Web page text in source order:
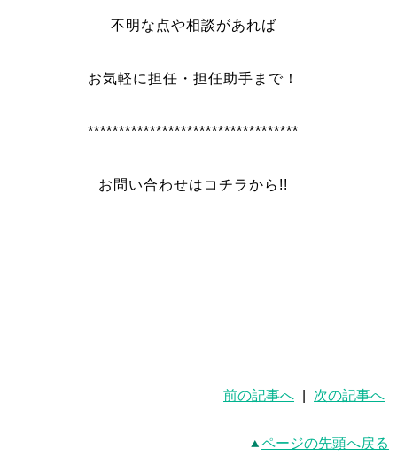
不明な点や相談があれば
お気軽に担任・担任助手まで！
**********************************
お問い合わせはコチラから!!
前の記事へ 次の記事へ
ページの先頭へ戻る